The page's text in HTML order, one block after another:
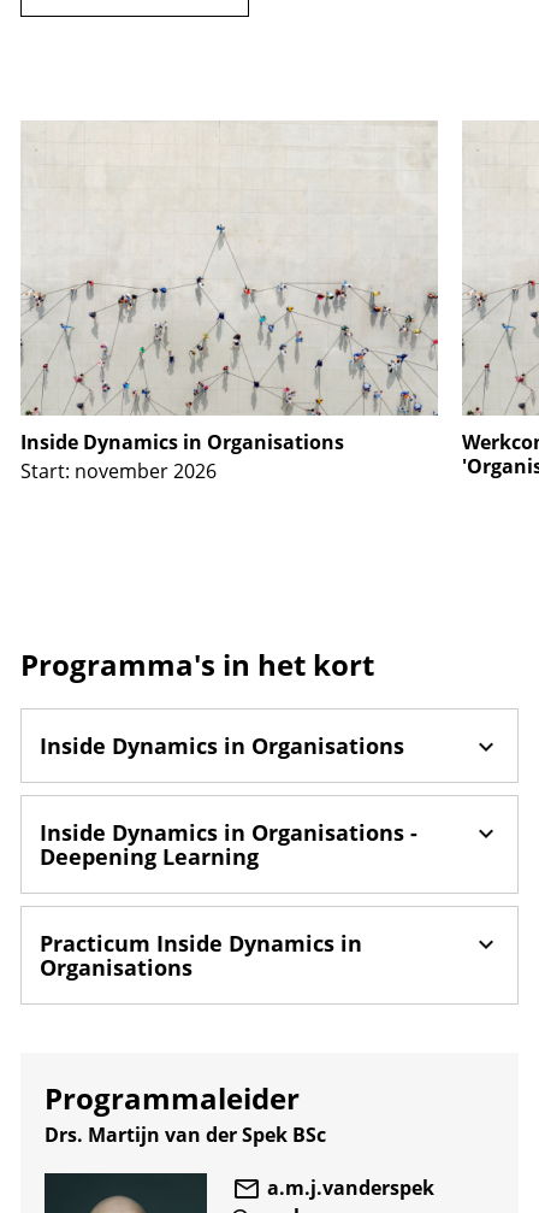
Inside Dynamics in Organisations
Start: november 2026
Programma's in het kort
Inside Dynamics in Organisations
Inside Dynamics in Organisations -
Deepening Learning
Practicum Inside Dynamics in
Organisations
Programmaleider
Drs. Martijn van der Spek BSc
a.m.j.vanderspek